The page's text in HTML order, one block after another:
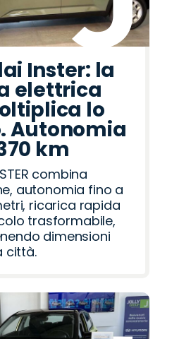
Inster: la
elettrica
lo
Autonomia
km
combina
autonomia fino a
ricarica rapida
trasformabile,
dimensioni
città.